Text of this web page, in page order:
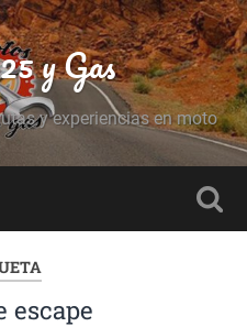
y Gas
y experiencias en moto
escape